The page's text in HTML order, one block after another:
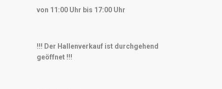
von 11:00 Uhr bis 17:00 Uhr
!!! Der Hallenverkauf ist durchgehend
geöffnet !!!